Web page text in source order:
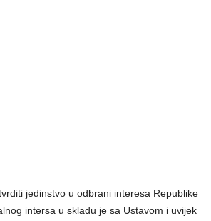
jedinstvo u odbrani interesa Republike
intersa u skladu je sa Ustavom i uvijek